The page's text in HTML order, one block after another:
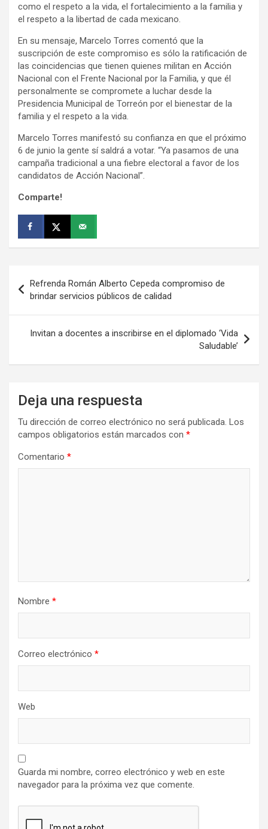
como el respeto a la vida, el fortalecimiento a la familia y
el respeto a la libertad de cada mexicano.
En su mensaje, Marcelo Torres comentó que la
suscripción de este compromiso es sólo la ratificación de
las coincidencias que tienen quienes militan en Acción
Nacional con el Frente Nacional por la Familia, y que él
personalmente se compromete a luchar desde la
Presidencia Municipal de Torreón por el bienestar de la
familia y el respeto a la vida.
Marcelo Torres manifestó su confianza en que el próximo
6 de junio la gente sí saldrá a votar. “Ya pasamos de una
campaña tradicional a una fiebre electoral a favor de los
candidatos de Acción Nacional”.
Comparte!
de
entradas
Refrenda Román Alberto Cepeda compromiso de
brindar servicios públicos de calidad
Invitan a docentes a inscribirse en el diplomado ‘Vida
Saludable’
Deja una respuesta
Tu dirección de correo electrónico no será publicada. Los
campos obligatorios están marcados con *
Comentario *
Nombre *
Correo electrónico *
Web
Guarda mi nombre, correo electrónico y web en este
navegador para la próxima vez que comente.